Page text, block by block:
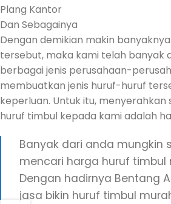
Plang Kantor
Dan Sebagainya
Dengan demikian makin
tersebut, maka kami telah banyak
berbagai jenis perusahaan-
membuatkan jenis huruf-huruf
keperluan. Untuk itu, menyerahkan
huruf timbul kepada kami adalah
Banyak dari anda mungkin
mencari harga huruf timbul
Dengan hadirnya Bentang
jasa bikin huruf timbul